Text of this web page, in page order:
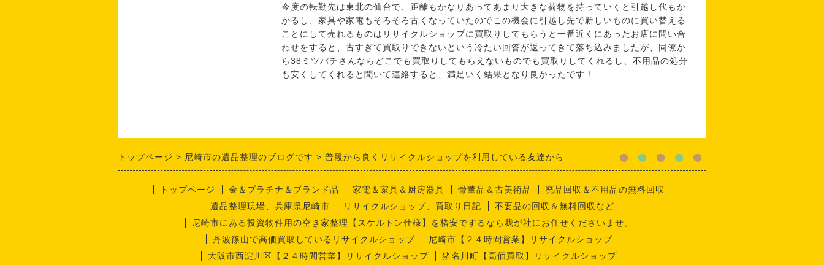
今度の転勤先は東北の仙台で、距離もかなりあってあまり大きな荷物を持っていくと引越し代もか
かるし、家具や家電もそろそろ古くなっていたのでこの機会に引越し先で新しいものに買い替える
ことにして売れるものはリサイクルショップに買取りしてもらうと一番近くにあったお店に問い合
わせをすると、古すぎて買取りできないという冷たい回答が返ってきて落ち込みましたが、同僚か
ら38ミツバチさんならどこでも買取りしてもらえないものでも買取りしてくれるし、不用品の処分
も安くしてくれると聞いて連絡すると、満足いく結果となり良かったです！
トップページ 尼崎市の遺品整理のブログです 普段から良くリサイクルショップを利用している友達から
トップページ 金＆プラチナ＆ブランド品 家電＆家具＆厨房器具 骨董品＆古美術品
廃品回収＆不用品の無料回収
遺品整理現場、兵庫県尼崎市
リサイクルショップ、買取り日記
不要品の回収＆無料回収など
尼崎市にある投資物件用の空き家整理【スケルトン仕様】を格安でするなら我が社にお任せくださいませ。
丹波篠山で高価買取しているリサイクルショップ
尼崎市【２４時間営業】リサイクルショップ
大阪市西淀川区【２４時間営業】リサイクルショップ
猪名川町【高価買取】リサイクルショップ